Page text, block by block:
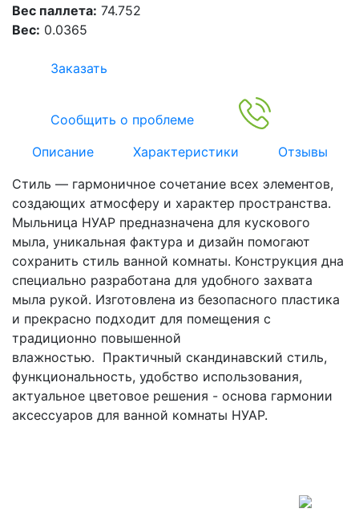
Вес паллета: 74.752
Вес: 0.0365
Заказать
Сообщить о проблеме
Описание
Характеристики
Отзывы
Стиль — гармоничное сочетание всех элементов,
создающих атмосферу и характер пространства.
Мыльница НУАР предназначена для кускового
мыла, уникальная фактура и дизайн помогают
сохранить стиль ванной комнаты. Конструкция дна
специально разработана для удобного захвата
мыла рукой. Изготовлена из безопасного пластика
и прекрасно подходит для помещения с
традиционно повышенной
влажностью. Практичный скандинавский стиль,
функциональность, удобство использования,
актуальное цветовое решения - основа гармонии
аксессуаров для ванной комнаты НУАР.